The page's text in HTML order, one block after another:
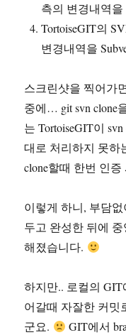
측의 변경내역
TortoiseGIT의
변경내역을
스크린샷을 찍어가
중에… git svn clone
는 TortoiseGIT이
대로 처리하지 못하
clone할때 한번 인
이렇게 하니, 부담
두고 완성한 뒤에
해졌습니다.
하지만.. 로컬의
어갈때 자잘한 커밋
군요.
GIT에서